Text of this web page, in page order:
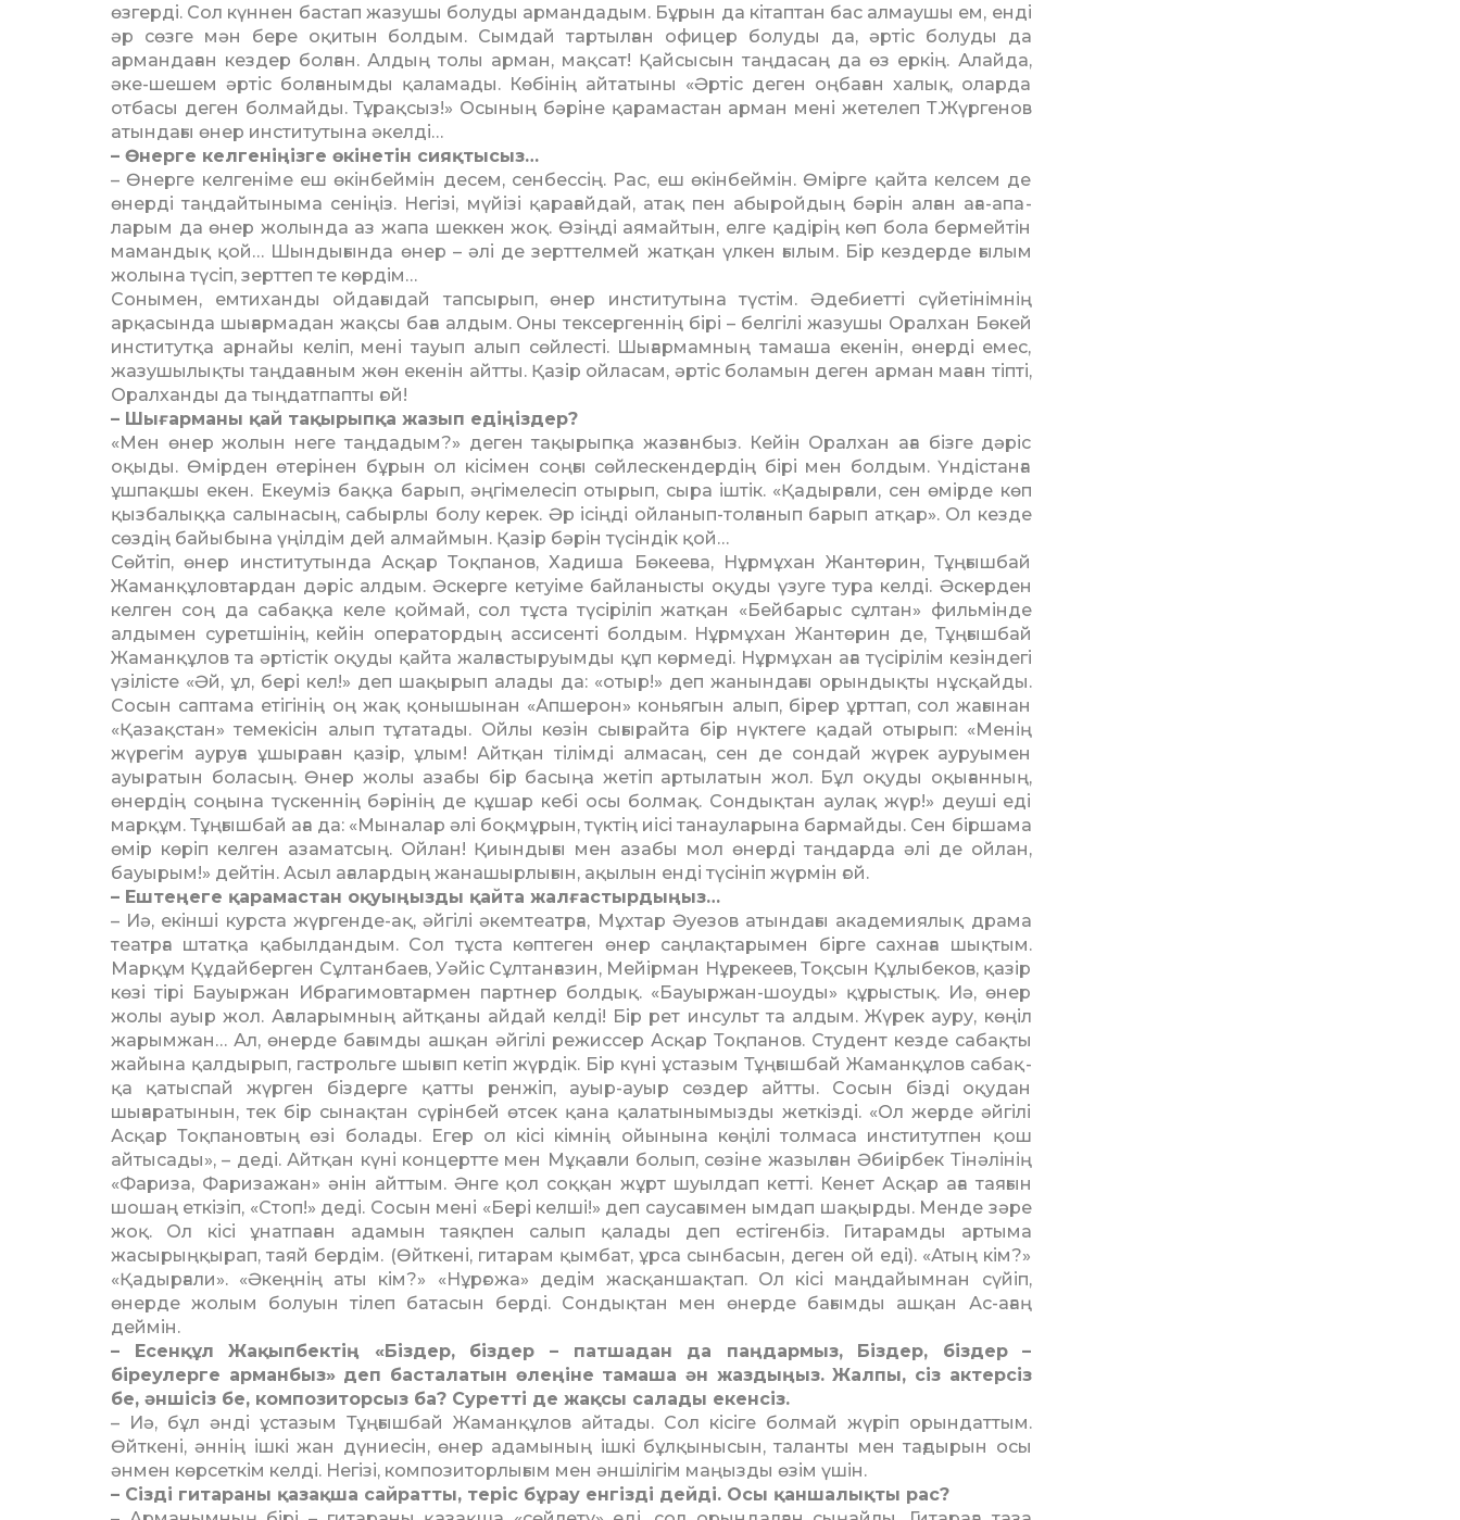
өзгерді. Сол күннен бастап жазушы болуды армандадым. Бұрын да кітаптан бас алмаушы ем, енді
әр сөзге мән бере оқитын бол­дым. Сымдай тартылған офицер болуды да, әртіс болуды да
арманда­ған кездер болған. Алдың толы арман, мақсат! Қайсысын таңдасаң да өз еркің. Алайда,
әке-шешем әр­тіс болғанымды қаламады. Көбінің айтатыны «Әртіс деген оңбаған ха­лық, оларда
отбасы деген болмайды. Тұрақ­сыз!» Осының бәріне қарамас­тан арман мені жетелеп Т.Жүргенов
атындағы өнер институтына әкелді…
– Өнерге келгеніңізге өкінетін сияқтысыз…
– Өнерге келгеніме еш өкін­бей­мін десем, сенбессің. Рас, еш өкін­бей­мін. Өмірге қайта келсем де
өн­ер­­ді таңдайтыныма сеніңіз. Негізі, мүйізі қарағайдай, атақ пен абы­ройдың бәрін алған аға-апа­
ларым да өнер жолында аз жапа шеккен жоқ. Өзіңді аямайтын, елге қадірің көп бола бермейтін
маман­дық қой… Шындығында өнер – әлі де зерттел­мей жатқан үлкен ғылым. Бір кез­дер­де ғылым
жолына түсіп, зерттеп те көрдім…
Сонымен, емтиханды ойдағыдай тапсырып, өнер институтына түстім. Әдебиетті сүйетінімнің
арқасында шығармадан жақсы баға алдым. Оны тексергеннің бірі – белгілі жазушы Оралхан Бөкей
институтқа арнайы келіп, мені тауып алып сөйлесті. Шығармамның тамаша екенін, өнерді емес,
жазушылықты таңда­ға­ным жөн екенін айтты. Қазір ойла­сам, әртіс боламын деген арман ма­ған тіпті,
Оралханды да тыңдат­папты ғой!
– Шығарманы қай тақырыпқа жазып едіңіздер?
«Мен өнер жолын неге таңда­дым?» деген тақырыпқа жазғанбыз. Кейін Оралхан аға бізге дәріс
оқыды. Өмірден өтерінен бұрын ол кісімен соңғы сөйлескендердің бірі мен болдым. Үндістанға
ұшпақшы екен. Екеуміз баққа барып, әңгімелесіп отырып, сыра іштік. «Қадырғали, сен өмірде көп
қызбалыққа салына­сың, сабырлы болу керек. Әр ісіңді ойланып-толғанып барып атқар». Ол кезде
сөздің байыбына үңілдім дей алмаймын. Қазір бәрін түсіндік қой…
Сөйтіп, өнер институтында Ас­қар Тоқпанов, Хадиша Бөкеева, Нұрмұхан Жантөрин, Тұңғышбай
Жаманқұловтардан дәріс алдым. Әскерге кетуіме байланысты оқуды үзуге тура келді. Әскерден
келген соң да сабаққа келе қоймай, сол тұста түсіріліп жатқан «Бейбарыс сұлтан» фильмінде
алдымен сурет­шінің, кейін оператордың ассисенті болдым. Нұрмұхан Жантөрин де, Тұңғышбай
Жаманқұлов та әртістік оқуды қайта жалғастыруымды құп көрмеді. Нұрмұхан аға түсірілім кезін­дегі
үзілісте «Әй, ұл, бері кел!» деп шақырып алады да: «отыр!» деп жанындағы орындықты нұсқайды.
Сосын саптама етігінің оң жақ қонышынан «Апшерон» коньягын алып, бірер ұрттап, сол жағынан
«Қазақстан» темекісін алып тұтата­ды. Ойлы көзін сығырайта бір нүк­теге қадай отырып: «Менің
жүрегім ауруға ұшыраған қазір, ұлым! Айтқан тілімді алмасаң, сен де сондай жүрек ауруымен
ауыратын боласың. Өнер жолы азабы бір басыңа жетіп ар­тыла­тын жол. Бұл оқуды оқығанның,
өнердің соңына түскеннің бәрінің де құшар кебі осы болмақ. Сондықтан аулақ жүр!» деуші еді
марқұм. Тұңғышбай аға да: «Мыналар әлі боқмұрын, түктің иісі танауларына бармайды. Сен біршама
өмір көріп келген азаматсың. Ойлан! Қиын­дығы мен азабы мол өнерді таңдарда әлі де ойлан,
бауырым!» дейтін. Асыл ағалардың жанашырлығын, ақылын енді түсініп жүрмін ғой.
– Ештеңеге қарамастан оқуыңыз­ды қайта жалғастырдыңыз…
– Иә, екінші курста жүргенде-ақ, әйгілі әкемтеатрға, Мұхтар Әуе­зов атындағы академиялық драма
театрға штатқа қабылдандым. Сол тұста көптеген өнер саңлақтарымен бірге сахнаға шықтым.
Марқұм Құдайберген Сұлтанбаев, Уәйіс Сұл­танғазин, Мейірман Нұрекеев, Тоқсын Құлыбеков, қазір
көзі тірі Бауыржан Ибрагимовтармен парт­нер болдық. «Бауыржан-шоуды» құрыстық. Иә, өнер
жолы ауыр жол. Ағаларымның айтқаны айдай келді! Бір рет инсульт та алдым. Жүрек ауру, көңіл
жарымжан… Ал, өнерде бағымды ашқан әйгілі режиссер Асқар Тоқпанов. Студент кезде са­бақ­ты
жайына қалдырып, гастрольге шығып кетіп жүрдік. Бір күні ұс­та­зым Тұңғышбай Жаманқұлов сабақ­
қа қатыспай жүрген біздерге қатты ренжіп, ауыр-ауыр сөздер айтты. Сосын бізді оқудан
шығаратынын, тек бір сынақтан сүрінбей өтсек қана қалатынымызды жеткізді. «Ол жерде әйгілі
Асқар Тоқпановтың өзі болады. Егер ол кісі кімнің ойынына көңілі толмаса институтпен қош
айтысады», – деді. Айтқан күні кон­цертте мен Мұқағали болып, сөзіне жазылған Әбиірбек Тінәлінің
«Фа­риза, Фаризажан» әнін айттым. Әнге қол соққан жұрт шуылдап кетті. Кенет Асқар аға таяғын
шошаң еткізіп, «Стоп!» деді. Сосын мені «Бері келші!» деп саусағымен ымдап шақырды. Менде зәре
жоқ. Ол кісі ұнатпаған адамын таяқпен салып қалады деп естігенбіз. Гитарамды артыма
жасырыңқырап, таяй бердім. (Өйткені, гитарам қымбат, ұрса сын­басын, деген ой еді). «Атың кім?»
«Қадырғали». «Әкеңнің аты кім?» «Нұрғожа» дедім жасқаншақ­тап. Ол кісі маңдайымнан сүйіп,
өнерде жолым болуын тілеп батасын берді. Сондықтан мен өнерде бағымды ашқан Ас-ағаң
деймін.
– Есенқұл Жақыпбектің «Біздер, біздер – патшадан да паңдармыз, Біздер, біздер –
біреулерге арманбыз» деп басталатын өлеңіне тамаша ән жаздыңыз. Жалпы, сіз актерсіз
бе, әнші­сіз бе, композиторсыз ба? Суретті де жақсы салады екенсіз.
– Иә, бұл әнді ұстазым Тұңғыш­бай Жаманқұлов айтады. Сол кісіге болмай жүріп орындаттым.
Өйткені, әннің ішкі жан дүниесін, өнер адамының ішкі бұлқынысын, та­лан­ты мен тағдырын осы
әнмен көр­сет­кім келді. Негізі, компози­тор­лығым мен әншілігім маңызды өзім үшін.
– Сізді гитараны қазақша сайратты, теріс бұрау енгізді дейді. Осы қан­ша­лықты рас?